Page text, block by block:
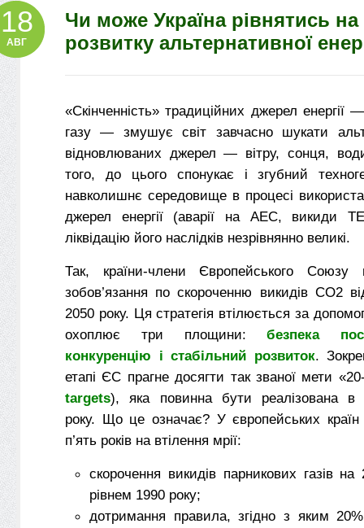
Чи може Україна рівнятись
розвитку альтернативної
18
АВГ
«Скінченність» традиційних джерел енергії
газу — змушує світ завчасно шукати
відновлюваних джерел — вітру, сонця,
того, до цього спонукає і згубний
навколишнє середовище в процесі
джерел енергії (аварії на АЕС, викиди
ліквідацію його наслідків незрівнянно великі.
Так, країни-члени Європейського
зобов’язання по скороченню викидів CO2
2050 року. Ця стратегія втілюється за
охоплює три площини:безпека
конкуренцію і стабільний розвиток.
етапі ЄС прагне досягти так званої мети
targets), яка повинна бути реалізована в
року. Що це означає? У європейських
п’ять років на втілення мрії:
скорочення викидів парникових газів на
рівнем 1990 року;
дотримання правила, згідно з яким 20%